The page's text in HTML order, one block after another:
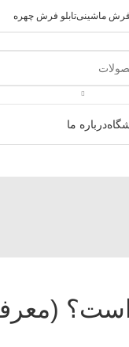
فرش ماشینیتابلو فرش چهره
درباره ما